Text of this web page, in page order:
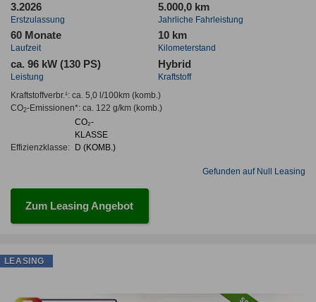
3.2026
Erstzulassung
5.000,0 km
Jahrliche Fahrleistung
60 Monate
Laufzeit
10 km
Kilometerstand
ca. 96 kW (130 PS)
Leistung
Hybrid
Kraftstoff
Kraftstoffverbr.¹: ca. 5,0 l/100km(komb.)
CO2-Emissionen*: ca. 122 g/km(komb.)
Effizienzklasse:
CO₂-
KLASSE
D (KOMB.)
Gefunden auf Null Leasing
Zum Leasing Angebot
LEASING